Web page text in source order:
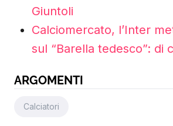
Giuntoli
Calciomercato, l’Inter
sul “Barella tedesco”: di
ARGOMENTI
Calciatori